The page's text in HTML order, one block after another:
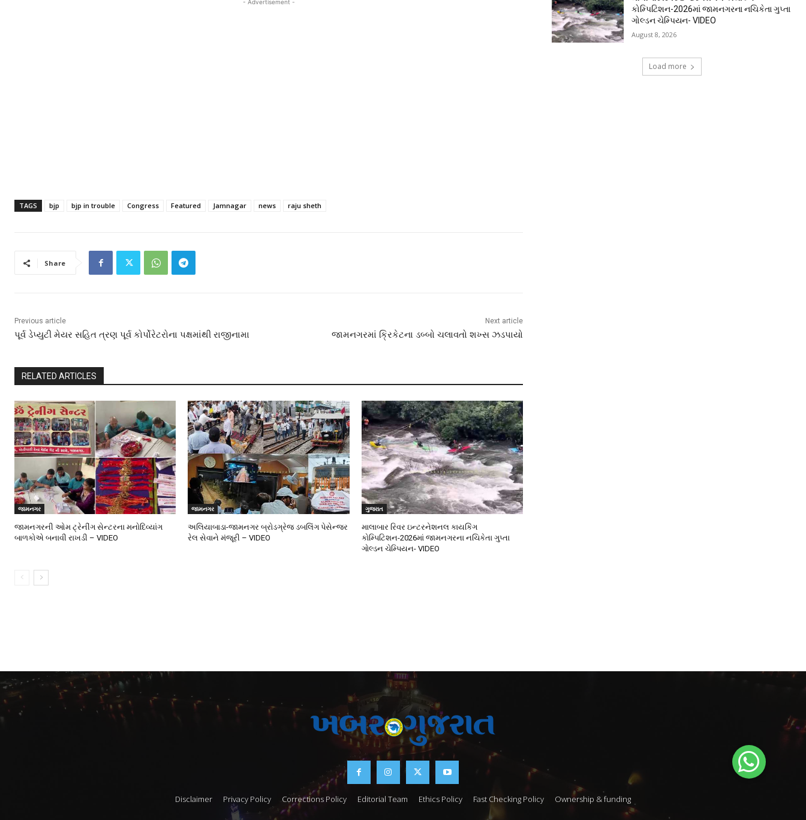
- Advertisement -
TAGS bjp bjp in trouble Congress Featured Jamnagar news raju sheth
Share
Previous article
પૂર્વ ડેપ્યુટી મેયર સહિત ત્રણ પૂર્વ કોર્પોરેટરોના પક્ષમાંથી રાજીનામા
Next article
જામનગરમાં ક્રિકેટના ડબ્બો ચલાવતો શખ્સ ઝડપાયો
RELATED ARTICLES
જામનગર
જામનગરની ઓમ ટ્રેનીંગ સેન્ટરના મનોદિવ્યાંગ
બાળકોએ બનાવી રાખડી – VIDEO
જામનગર
અલિયાબાડા-જામનગર બ્રોડગ્રેજ ડબલિંગ પેસેન્જર
રેલ સેવાને મંજૂરી – VIDEO
ગુજરાત
માલાબાર રિવર ઇન્ટરનેશનલ કાયકિંગ
કોમ્પિટિશન-2026માં જામનગરના નચિકેતા ગુપ્તા
ગોલ્ડન ચેમ્પિયન- VIDEO
કોમ્પિટિશન-2026માં જામનગરના નચિકેતા ગુપ્તા
ગોલ્ડન ચેમ્પિયન- VIDEO
August 8, 2026
Load more
Disclaimer Privacy Policy Corrections Policy Editorial Team Ethics Policy Fast Checking Policy Ownership & funding